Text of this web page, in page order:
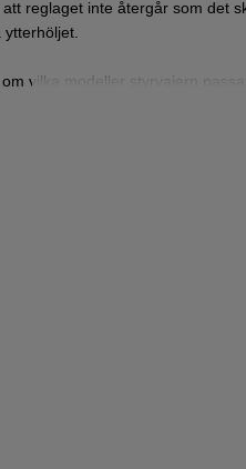
reglaget inte återgår som det
ytterhöljet.
vilka modeller styrvajern